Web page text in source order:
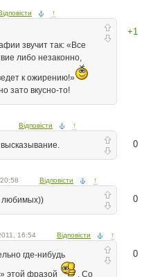
↑
+1
звучит так: «Все
либо незаконно,
к ожирению!»
зато вкусно-то!
Відповісти ↑
0
Відповісти ↑
0
любимых))
16:54 Відповісти ↑
0
где-нибудь
этой фразой
. Со